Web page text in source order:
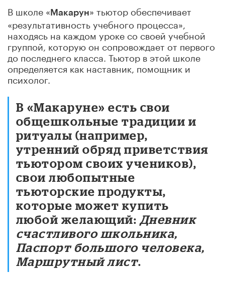
В школе « Макарун» тьютор обеспечивает
«результативность учебного процесса»,
находясь на каждом уроке со своей учебной
группой, которую он сопровождает от первого
до последнего класса. Тьютор в этой школе
определяется как наставник, помощник и
психолог.
В «Макаруне» есть свои
общешкольные традиции и
ритуалы (например,
утренний обряд приветствия
тьютором своих учеников),
свои любопытные
тьюторские продукты,
которые может купить
любой желающий: Дневник
счастливого школьника,
Паспорт большого человека,
Маршрутный лист.